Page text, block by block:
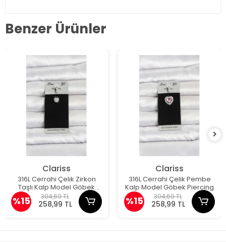
Benzer Ürünler
Clariss
316L Cerrahi Çelik Zirkon
Taşlı Kalp Model Göbek
Piercing
%15 304,69 TL
258,99 TL
Clariss
316L Cerrahi Çelik Pembe
Kalp Model Göbek Piercing
%15 304,69 TL
258,99 TL